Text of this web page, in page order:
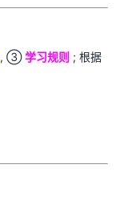
, ③学习规则 ; 根据